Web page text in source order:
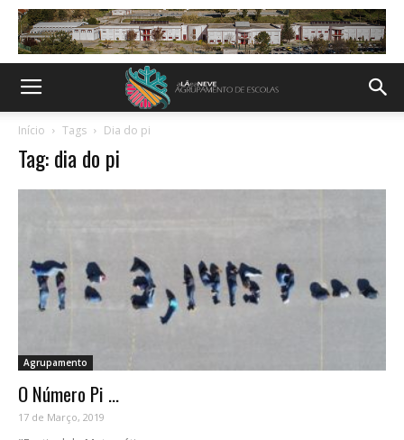
Início Tags Dia do pi
Tag: dia do pi
Agrupamento
O Número Pi ...
17 de Março, 2019